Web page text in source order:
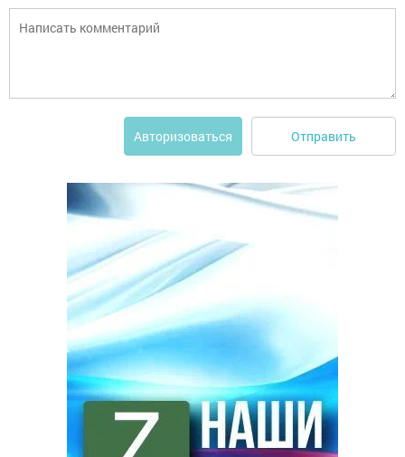
Авторизоваться Отправить